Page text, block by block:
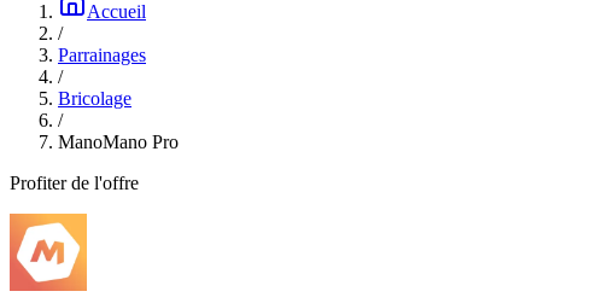
Accueil
/
Parrainages
/
Bricolage
/
ManoMano Pro
Profiter de l'offre